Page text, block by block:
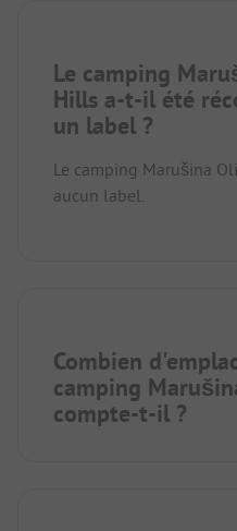
Le camping
Hills a-t-il été
un label ?
Le camping Marušina
aucun label.
Combien
camping
compte-t-il ?